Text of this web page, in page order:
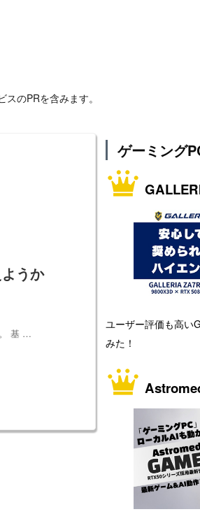
のPRを含みます。
うか
基 …
ゲーミング
ユーザー評価も高い
みた！